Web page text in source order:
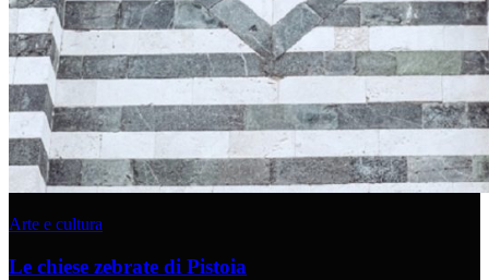
Arte e cultura
Le chiese zebrate di Pistoia